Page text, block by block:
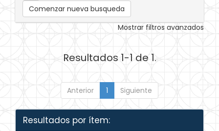
Comenzar nueva busqueda
Mostrar filtros avanzados
Resultados 1-1 de 1.
Anterior 1 Siguiente
Resultados por ítem: